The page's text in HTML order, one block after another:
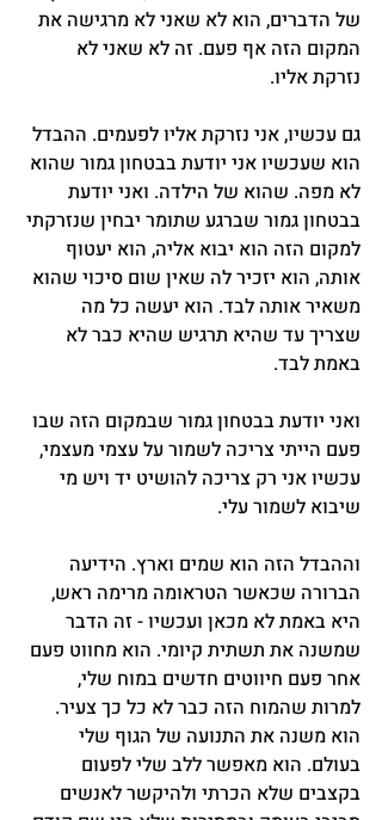
של הדברים, הוא לא שאני לא מרגישה את
המקום הזה אף פעם. זה לא שאני לא
נזרקת אליו.
גם עכשיו, אני נזרקת אליו לפעמים. ההבדל
הוא שעכשיו אני יודעת בבטחון גמור שהוא
לא מפה. שהוא של הילדה. ואני יודעת
בבטחון גמור שברגע שתומר יבחין שנזרקתי
למקום הזה הוא יבוא אליה, הוא יעטוף
אותה, הוא יזכיר לה שאין שום סיכוי שהוא
משאיר אותה לבד. הוא יעשה כל מה
שצריך עד שהיא תרגיש שהיא כבר לא
באמת לבד.
ואני יודעת בבטחון גמור שבמקום הזה שבו
פעם הייתי צריכה לשמור על עצמי מעצמי,
עכשיו אני רק צריכה להושיט יד ויש מי
שיבוא לשמור עלי.
וההבדל הזה הוא שמים וארץ. הידיעה
הברורה שכאשר הטראומה מרימה ראש,
היא באמת לא מכאן ועכשיו - זה הדבר
שמשנה את תשתית קיומי. הוא מחווט פעם
אחר פעם חיווטים חדשים במוח שלי,
למרות שהמוח הזה כבר לא כל כך צעיר.
הוא משנה את התנועה של הגוף שלי
בעולם. הוא מאפשר ללב שלי לפעום
בקצבים שלא הכרתי ולהיקשר לאנשים